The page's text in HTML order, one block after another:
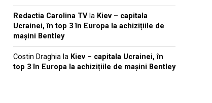
Redactia Carolina TVla Kiev – capitala
Ucrainei, în top 3 în Europa la achizițiile de
mașini Bentley
Costin Draghia la Kiev – capitala Ucrainei, în
top 3 în Europa la achizițiile de mașini Bentley